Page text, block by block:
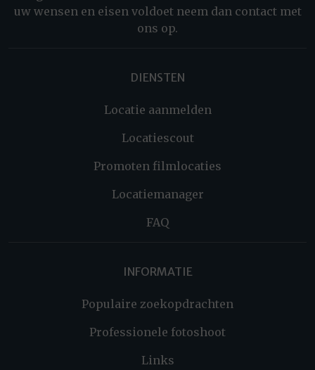
uw wensen en eisen voldoet neem dan contact met
ons op.
DIENSTEN
Locatie aanmelden
Locatiescout
Promoten filmlocaties
Locatiemanager
FAQ
INFORMATIE
Populaire zoekopdrachten
Professionele fotoshoot
Links